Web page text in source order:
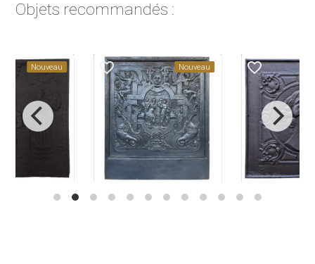
Objets recommandés :
Nouveau favorite_border Nouveau favorite_border